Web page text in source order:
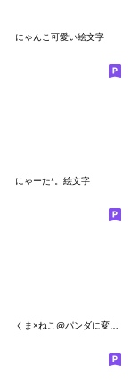
にゃんこ可愛い絵文字
にゃーた*。絵文字